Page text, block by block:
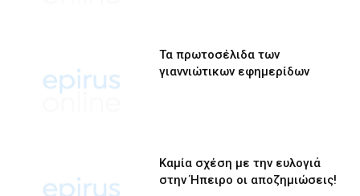
Τα πρωτοσέλιδα των
γιαννιώτικων εφημερίδων
Καμία σχέση με την ευλογιά
στην Ήπειρο οι αποζημιώσεις!